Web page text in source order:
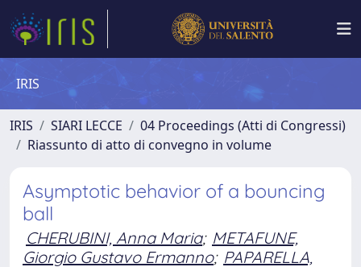
IRIS
IRIS SIARI LECCE
04 Proceedings (Atti di Congressi)
Riassunto di atto di convegno in volume
Asymptotic behavior of a bouncing
ball
CHERUBINI, Anna Maria; METAFUNE,
Giorgio Gustavo Ermanno; PAPARELLA,